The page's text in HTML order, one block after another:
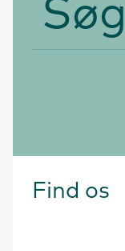
Find os